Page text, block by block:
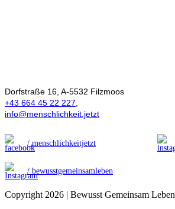
Dorfstraße 16, A-5532 Filzmoos
+43 664 45 22 227
info@menschlichkeit.jetzt
/ menschlichkeitjetzt
/ bewusstgemeinsamleben
Copyright 2026 | Bewusst Gemeinsam Leben